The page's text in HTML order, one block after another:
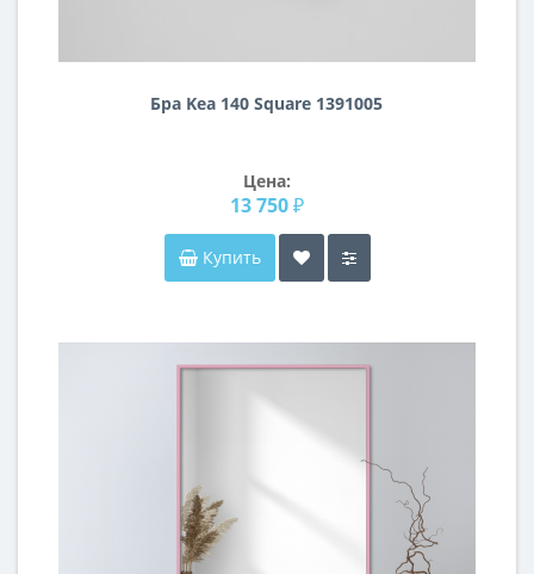
Бра Kea 140 Square 1391005
Цена:
13 750 ₽
Купить